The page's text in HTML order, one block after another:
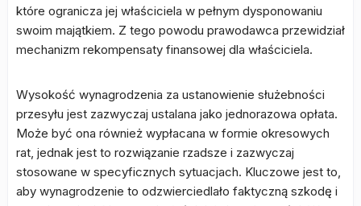
które ogranicza jej właściciela w pełnym dysponowaniu
swoim majątkiem. Z tego powodu prawodawca przewidział
mechanizm rekompensaty finansowej dla właściciela.
Wysokość wynagrodzenia za ustanowienie służebności
przesyłu jest zazwyczaj ustalana jako jednorazowa opłata.
Może być ona również wypłacana w formie okresowych
rat, jednak jest to rozwiązanie rzadsze i zazwyczaj
stosowane w specyficznych sytuacjach. Kluczowe jest to,
aby wynagrodzenie to odzwierciedlało faktyczną szkodę i